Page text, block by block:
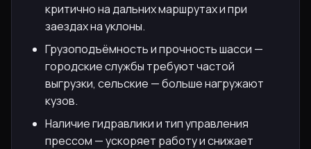
критично на дальних маршрутах и при
заездах на уклоны.
Грузоподъёмность и прочность шасси —
городские службы требуют частой
выгрузки, сельские — больше нагружают
кузов.
Наличие гидравлики и тип управления
прессом — ускоряет работу и снижает